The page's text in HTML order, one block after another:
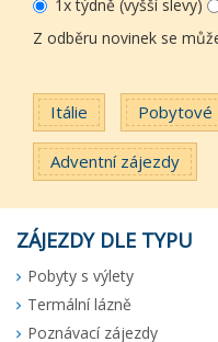
1x týdně (vyšší slevy)
Z odběru novinek se
Itálie Pobytové
Adventní zájezdy
ZÁJEZDY DLE TYPU
Pobyty s výlety
Termální lázně
Poznávací zájezdy